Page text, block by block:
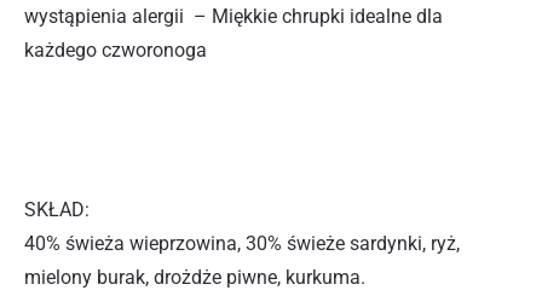
wystąpienia alergii – Miękkie chrupki idealne dla
każdego czworonoga
SKŁAD:
40% świeża wieprzowina, 30% świeże sardynki, ryż,
mielony burak, drożdże piwne, kurkuma.